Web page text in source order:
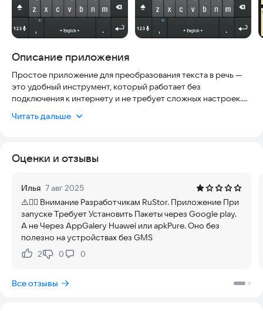
Описание приложения
Простое приложение для преобразования текста в речь —
это удобный инструмент, который работает без
подключения к интернету и не требует сложных настроек.
приложение сразу же произнесёт его вслух. Оно
использования делает его отличным выбором для
Программа поддерживает множество языков и регионов,
поэтому её можно использовать в разных ситуациях — дома,
в дороге или на работе. Установите приложение и начните
использовать его уже сегодня.
Читать дальше
Оценки и отзывы
Илья 7 авг 2025
⚠️🤦‍♂️ Внимание Разработчикам RuStor. Приложение При
запуске Требует Установить Пакеты через Google play.
А не Через AppGalery Huawei или apkPure. Оно без
полезно на устройствах без GMS
Нравится:
2Не нравится:
0 0
Все отзывы